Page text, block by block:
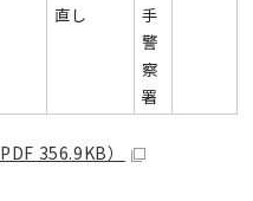
直し
手
警
察
署
356.9KB）